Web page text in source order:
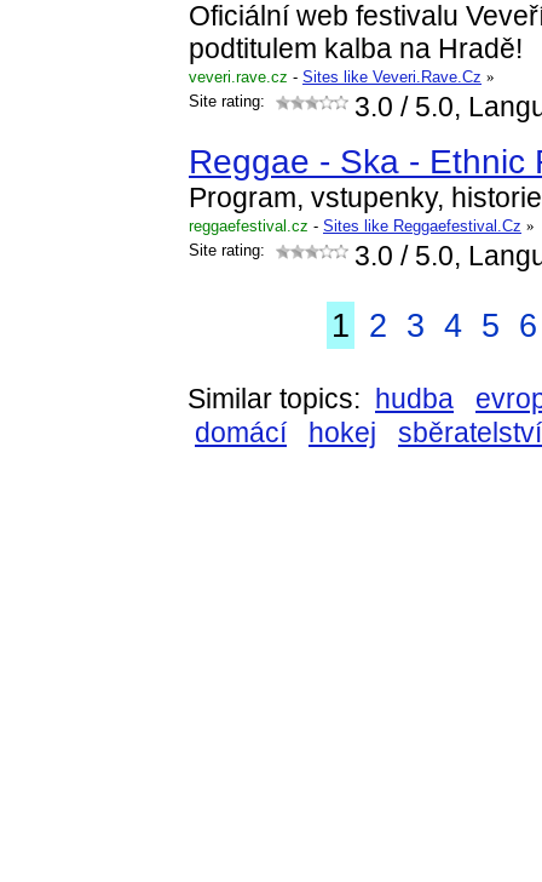
Oficiální web festivalu
podtitulem kalba na Hradě!
veveri.rave.cz - Sites like Veveri.Rave.Cz »
Site rating:
3.0 / 5.0,
Reggae - Ska - Ethnic
Program, vstupenky,
reggaefestival.cz - Sites like Reggaefestival.Cz »
Site rating:
3.0 / 5.0,
1 2 3 4 5 6
Similar topics: hudba
domácí
hokej sběratelství